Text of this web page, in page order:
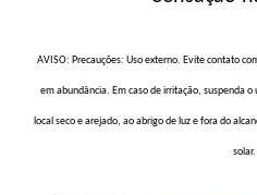
AVISO: Precauções: Uso externo. Evite contato
em abundância. Em caso de irritação, suspenda
local seco e arejado, ao abrigo de luz e fora do
solar.